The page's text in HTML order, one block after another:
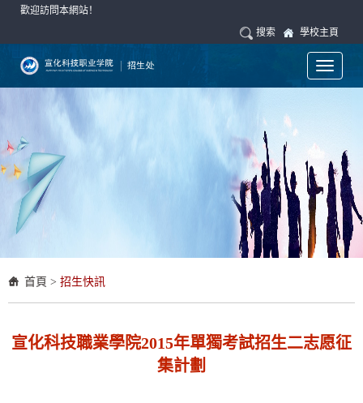
歡迎訪問本網站！
搜索
學校主頁
Toggle
首頁 > 招生快訊
宣化科技職業學院2015年單獨考試招生二志愿征
集計劃